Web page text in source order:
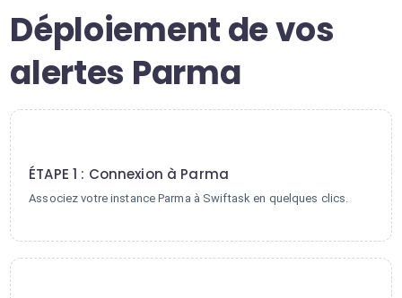
Déploiement de vos
alertes Parma
ÉTAPE 1 : Connexion à Parma
Associez votre instance Parma à Swiftask en quelques clics.